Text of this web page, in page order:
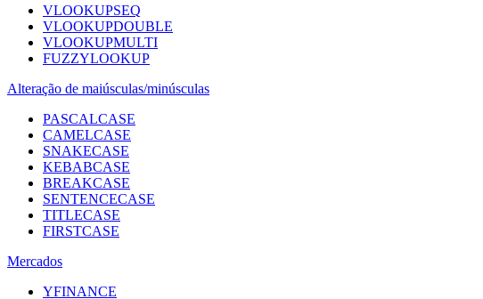
VLOOKUPSEQ
VLOOKUPDOUBLE
VLOOKUPMULTI
FUZZYLOOKUP
Alteração de maiúsculas/minúsculas
PASCALCASE
CAMELCASE
SNAKECASE
KEBABCASE
BREAKCASE
SENTENCECASE
TITLECASE
FIRSTCASE
Mercados
YFINANCE